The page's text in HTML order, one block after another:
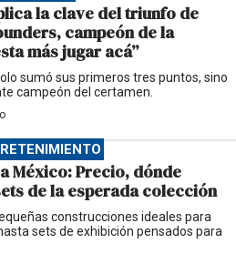
la clave del triunfo de
campeón de la
más jugar acá”
sumó sus primeros tres puntos, sino
campeón del certamen.
México: Precio, dónde
de la esperada colección
construcciones ideales para
sets de exhibición pensados para